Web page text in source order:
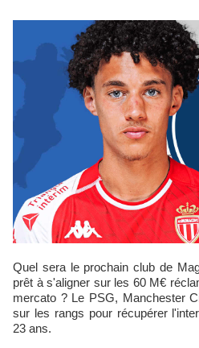
Quel sera le prochain club de Maghnes Akliouche, et qui sera
prêt à s'aligner sur les 60 M€
mercato ? Le PSG, Manchester
sur les rangs pour récupérer
23 ans.